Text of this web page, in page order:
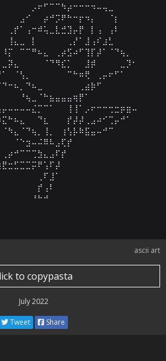
ascii art
to copypasta
July 2022
Tweet Share